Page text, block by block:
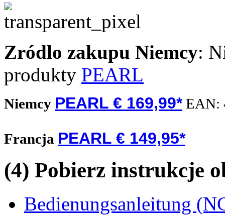
Zródlo zakupu Niemcy:
produkty PEARL
Niemcy PEARL € 169,99*EAN:
Francja PEARL € 149,95*
(4) Pobierz instrukcje
Bedienungsanleitung